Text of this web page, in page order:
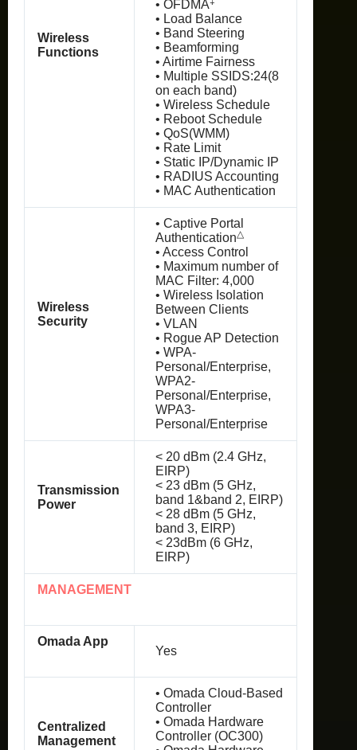
Wireless
Functions
• OFDMA
• Load Balance
• Band Steering
• Beamforming
• Airtime Fairness
• Multiple SSIDS:24(8
on each band)
• Wireless Schedule
• Reboot Schedule
• QoS(WMM)
• Rate Limit
• Static IP/Dynamic IP
• RADIUS Accounting
• MAC Authentication
Wireless
Security
• Captive Portal
Authentication△
• Access Control
• Maximum number of
MAC Filter: 4,000
• Wireless Isolation
Between Clients
• VLAN
• Rogue AP Detection
• WPA-
Personal/Enterprise,
WPA2-
Personal/Enterprise,
WPA3-
Personal/Enterprise
Transmission
Power
< 20 dBm (2.4 GHz,
EIRP)
< 23 dBm (5 GHz,
band 1&band 2, EIRP)
< 28 dBm (5 GHz,
band 3, EIRP)
< 23dBm (6 GHz,
EIRP)
MANAGEMENT
Omada App
Yes
Centralized
Management
• Omada Cloud-Based
Controller
• Omada Hardware
Controller (OC300)